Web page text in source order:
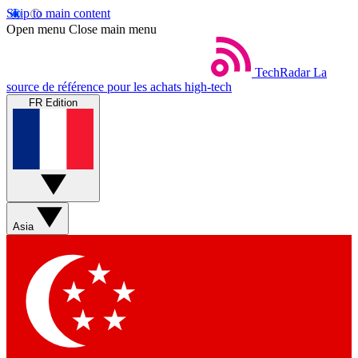
Skip to main content
Open menu Close main menu
TechRadar La
source de référence pour les achats high-tech
FR Edition
Asia